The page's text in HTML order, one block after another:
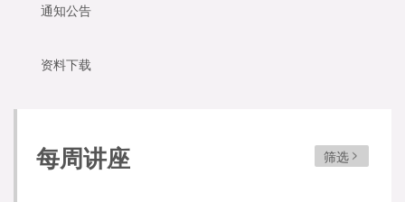
通知公告
资料下载
每周讲座 筛选